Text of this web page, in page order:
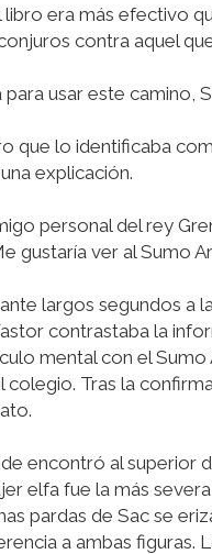
era más efectivo
contra aquel
usar este camino,
que lo identificaba
explicación.
personal del rey
gustaría ver al Sumo
largos segundos a
contrastaba la
mental con el
Tras la
encontró al superior
elfa fue la más
pardas de Sac se
a ambas figuras.